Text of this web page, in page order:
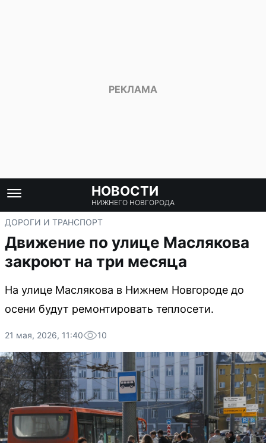
НОВОСТИ
НИЖНЕГО НОВГОРОДА
ДОРОГИ И ТРАНСПОРТ
Движение по улице Маслякова
закроют на три месяца
На улице Маслякова в Нижнем Новгороде до
осени будут ремонтировать теплосети.
21 мая, 2026, 11:40 10